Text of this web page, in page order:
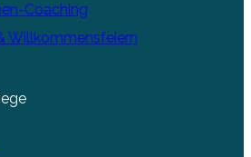
Coaching
Willkommensfeiern